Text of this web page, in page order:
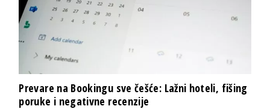
Prevare na Bookingu sve češće: Lažni hoteli, fišing
poruke i negativne recenzije